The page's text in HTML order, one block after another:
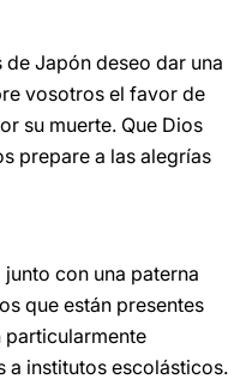
Japón deseo dar una
vosotros el favor de
su muerte. Que Dios
prepare a las alegrías
con una paterna
que están presentes
particularmente
a institutos escolásticos.